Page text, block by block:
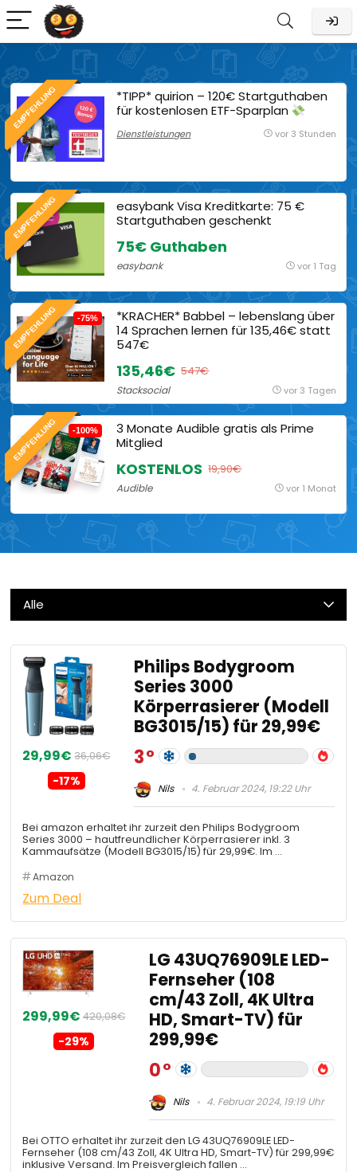
EMPFEHLUNG
*TIPP* quirion – 120€ Startguthaben
für kostenlosen ETF-Sparplan
Dienstleistungen vor 3 Stunden
EMPFEHLUNG
easybank Visa Kreditkarte: 75 €
Startguthaben geschenkt
75€ Guthaben
easybank vor 1 Tag
EMPFEHLUNG -75%
*KRACHER* Babbel – lebenslang über
14 Sprachen lernen für 135,46€ statt
547€
135,46€ 547€
Stacksocial vor 3 Tagen
EMPFEHLUNG -100%
3 Monate Audible gratis als Prime
Mitglied
KOSTENLOS 19,90€
Audible vor 1 Monat
Alle
29,99€ 36,06€
-17%
Philips Bodygroom
Series 3000
Körperrasierer (Modell
BG3015/15) für 29,99€
3
Nils 4. Februar 2024, 19:22 Uhr
Bei amazon erhaltet ihr zurzeit den Philips Bodygroom
Series 3000 – hautfreundlicher Körperrasierer inkl. 3
Kammaufsätze (Modell BG3015/15) für 29,99€. Im …
Amazon
Zum Deal
299,99€ 420,08€
-29%
LG 43UQ76909LE LED-
Fernseher (108
cm/43 Zoll, 4K Ultra
HD, Smart-TV) für
299,99€
0
Nils 4. Februar 2024, 19:19 Uhr
Bei OTTO erhaltet ihr zurzeit den LG 43UQ76909LE LED-
Fernseher (108 cm/43 Zoll, 4K Ultra HD, Smart-TV) für 299,99€
inklusive Versand. Im Preisvergleich fallen …